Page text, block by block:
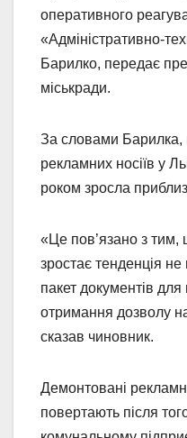
оперативного
«Адміністративно-
Барилко, передає
міськради.
За словами Барилка,
рекламних носіїв у
роком зросла
«Це пов’язано з тим,
зростає тенденція
пакет документів
отримання дозволу
сказав чиновник.
Демонтовані
повертають після